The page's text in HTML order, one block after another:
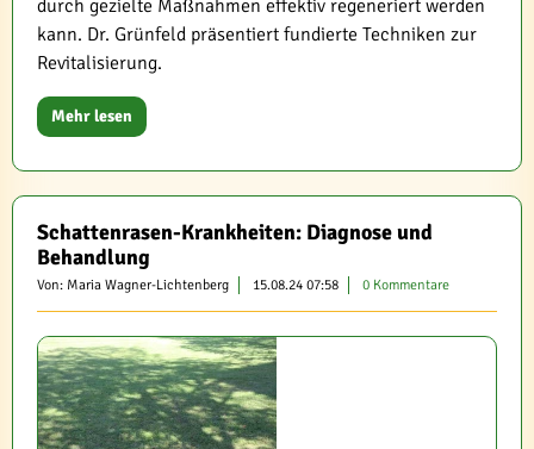
durch gezielte Maßnahmen effektiv regeneriert werden
kann. Dr. Grünfeld präsentiert fundierte Techniken zur
Revitalisierung.
Mehr lesen
Schattenrasen-Krankheiten: Diagnose und
Behandlung
Von: Maria Wagner-Lichtenberg 15.08.24 07:58 0 Kommentare